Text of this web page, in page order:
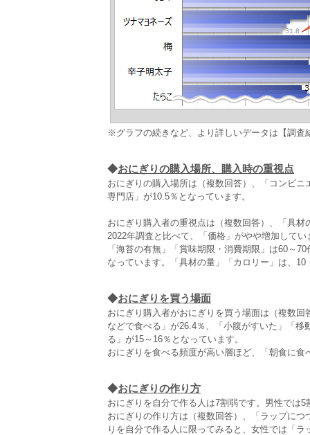
※グラフの続きなど、より詳しいデータは【調査
◆おにぎりの購入場所、購入時の重視点
おにぎりの購入場所は（複数回答）、「コンビ
専門店」が10.5％となっています。
おにぎり購入者の重視点は（複数回答）、「具
2022年調査と比べて、「価格」がやや増加してい
「海苔の有無」「賞味期限・消費期限」は60～
なっています。「具材の量」「カロリー」は、
◆おにぎりを買う場面
おにぎり購入者がおにぎりを買う場面は（複数
などで食べる」が26.4％、「小腹がすいた」「
る」が15～16％となっています。
おにぎりを食べる頻度が高い層ほど、「朝食に食
◆おにぎりの作り方
おにぎりを自分で作る人は7割弱です。男性では
おにぎりの作り方は（複数回答）、「ラップに
りを自分で作る人に限ってみると、女性では「